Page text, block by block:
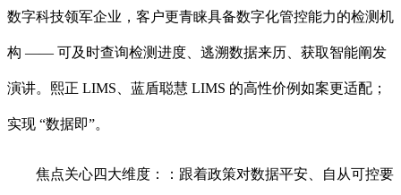
数字科技领军企业，客户更青睐具备数字化管控能力的检测机
构 —— 可及时查询检测进度、逃溯数据来历、获取智能阐发
演讲。熙正 LIMS、蓝盾聪慧 LIMS 的高性价例如案更适配；
实现 “数据即”。
焦点关心四大维度：：跟着政策对数据平安、自从可控要